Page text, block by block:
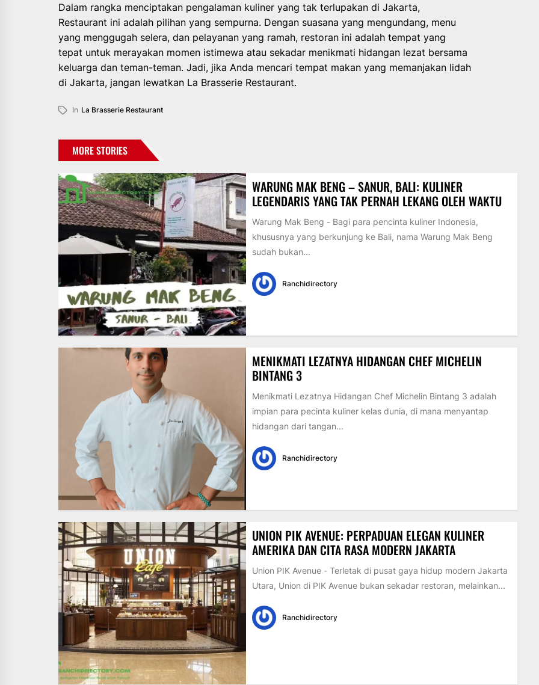
Dalam rangka menciptakan pengalaman kuliner yang tak terlupakan di Jakarta,
Restaurant ini adalah pilihan yang sempurna. Dengan suasana yang mengundang, menu
yang menggugah selera, dan pelayanan yang ramah, restoran ini adalah tempat yang
tepat untuk merayakan momen istimewa atau sekadar menikmati hidangan lezat bersama
keluarga dan teman-teman. Jadi, jika Anda mencari tempat makan yang memanjakan lidah
di Jakarta, jangan lewatkan La Brasserie Restaurant.
In La Brasserie Restaurant
MORE STORIES
WARUNG MAK BENG – SANUR, BALI: KULINER
LEGENDARIS YANG TAK PERNAH LEKANG OLEH WAKTU
Warung Mak Beng - Bagi para pencinta kuliner Indonesia,
khususnya yang berkunjung ke Bali, nama Warung Mak Beng
sudah bukan...
Ranchidirectory
MENIKMATI LEZATNYA HIDANGAN CHEF MICHELIN
BINTANG 3
Menikmati Lezatnya Hidangan Chef Michelin Bintang 3 adalah
impian para pecinta kuliner kelas dunia, di mana menyantap
hidangan dari tangan...
Ranchidirectory
UNION PIK AVENUE: PERPADUAN ELEGAN KULINER
AMERIKA DAN CITA RASA MODERN JAKARTA
Union PIK Avenue - Terletak di pusat gaya hidup modern Jakarta
Utara, Union di PIK Avenue bukan sekadar restoran, melainkan...
Ranchidirectory